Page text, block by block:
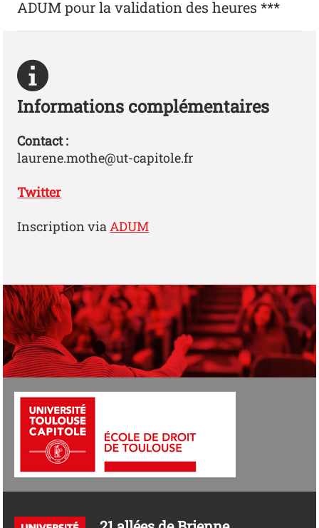
ADUM pour la validation des heures ***
Informations complémentaires
Contact :
laurene.mothe@ut-capitole.fr
Twitter
Inscription viaADUM